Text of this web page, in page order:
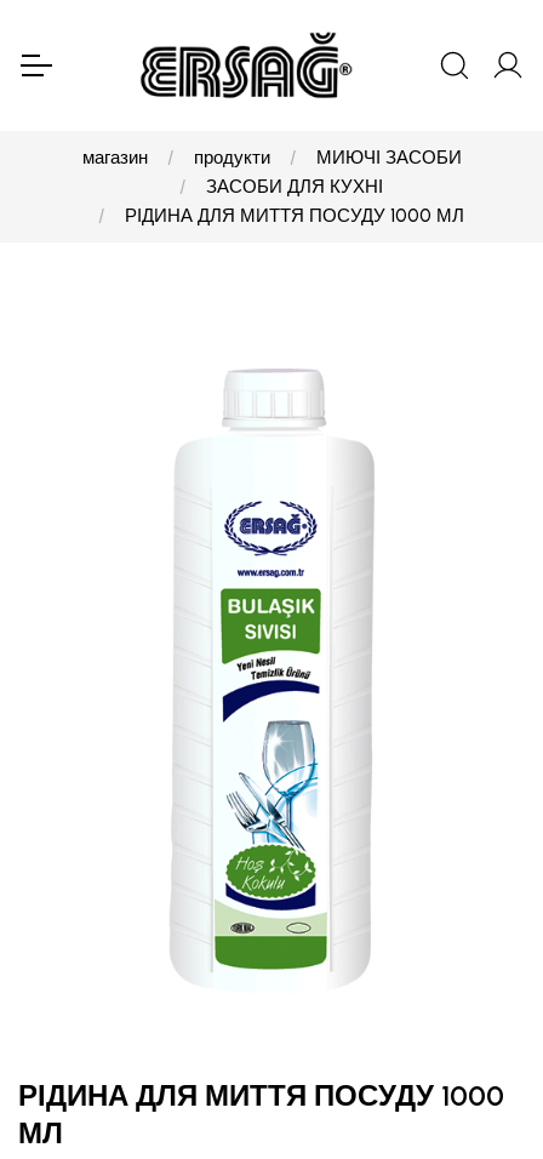
магазин продукти
МИЮЧІ ЗАСОБИ
ЗАСОБИ ДЛЯ КУХНІ
РІДИНА ДЛЯ МИТТЯ ПОСУДУ 1000 МЛ
РІДИНА ДЛЯ МИТТЯ ПОСУДУ 1000
МЛ